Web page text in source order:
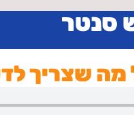
סנטר
מה שצריך